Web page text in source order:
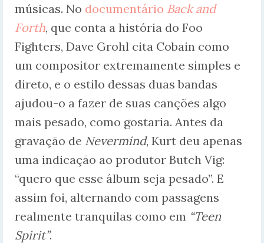
músicas. No documentário Back and
Forth, que conta a história do Foo
Fighters, Dave Grohl cita Cobain como
um compositor extremamente simples e
direto, e o estilo dessas duas bandas
ajudou-o a fazer de suas canções algo
mais pesado, como gostaria. Antes da
gravação de Nevermind, Kurt deu apenas
uma indicação ao produtor Butch Vig:
“quero que esse álbum seja pesado”. E
assim foi, alternando com passagens
realmente tranquilas como em “Teen
Spirit”.